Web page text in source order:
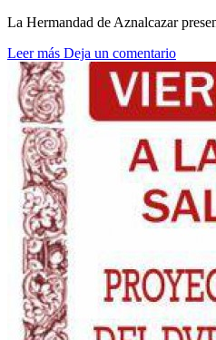
La Hermandad de Aznalcazar
Leer más Deja un comentario